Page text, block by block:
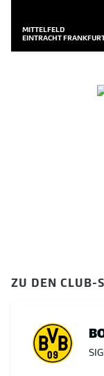
MITTELFELD
EINTRACHT
ZU DEN CLUB-